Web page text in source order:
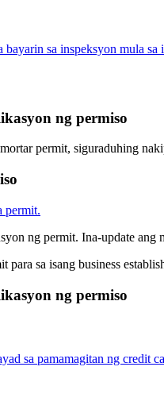
bayarin sa inspeksyon mula
ng permiso
permit, siguraduhing
permit.
ng permit. Ina-update ang
sa isang business
ng permiso
sa pamamagitan ng credit